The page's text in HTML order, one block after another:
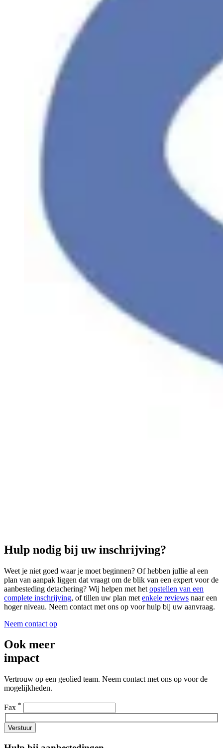
Hulp nodig bij uw inschrijving?
Weet je niet goed waar je moet beginnen? Of hebben jullie al een
plan van aanpak liggen dat vraagt om de blik van een expert voor de
aanbesteding detachering? Wij helpen met het opstellen van een
complete inschrijving, of tillen uw plan met enkele reviews naar een
hoger niveau. Neem contact met ons op voor hulp bij uw aanvraag.
Neem contact op
Ook meer
impact
Vertrouw op een geolied team. Neem contact met ons op voor de
mogelijkheden.
Fax *
Verstuur